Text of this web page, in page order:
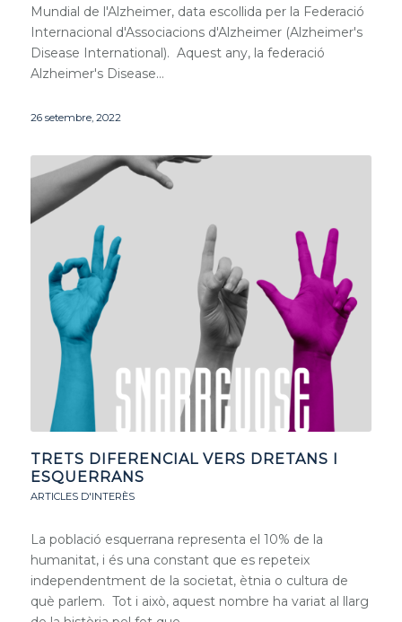
Mundial de l'Alzheimer, data escollida per la Federació
Internacional d'Associacions d'Alzheimer (Alzheimer's
Disease International). Aquest any, la federació
Alzheimer's Disease…
26 setembre, 2022
TRETS DIFERENCIAL VERS DRETANS I
ESQUERRANS
ARTICLES D'INTERÈS
La població esquerrana representa el 10% de la
humanitat, i és una constant que es repeteix
independentment de la societat, ètnia o cultura de
què parlem. Tot i això, aquest nombre ha variat al llarg